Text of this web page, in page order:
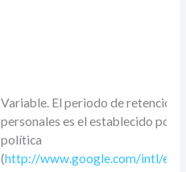
Variable. El periodo de retención
personales es el establecido por
política
(http://www.google.com/intl/es/